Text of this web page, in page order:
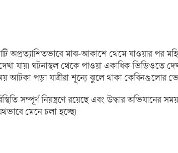
অপ্রত্যাশিতভাবে মাঝ-আকাশে থেমে যাওয়ার
যায়। ঘটনাস্থল থেকে পাওয়া একাধিক ভিডিওতে
আটকা পড়া যাত্রীরা শূন্যে ঝুলে থাকা কেবিনগুলোর
সম্পূর্ণ নিয়ন্ত্রণে রয়েছে এবং উদ্ধার অভিযানের
মেনে চলা হচ্ছে।